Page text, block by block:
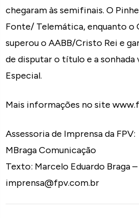
chegaram às semifinais. O
Fonte/ Telemática, enquanto o
superou o AABB/Cristo Rei e
de disputar o título e a sonhada
Especial.
Mais informações no site
Assessoria de Imprensa da FPV:
MBraga Comunicação
Texto: Marcelo Eduardo Braga
imprensa@fpv.com.br